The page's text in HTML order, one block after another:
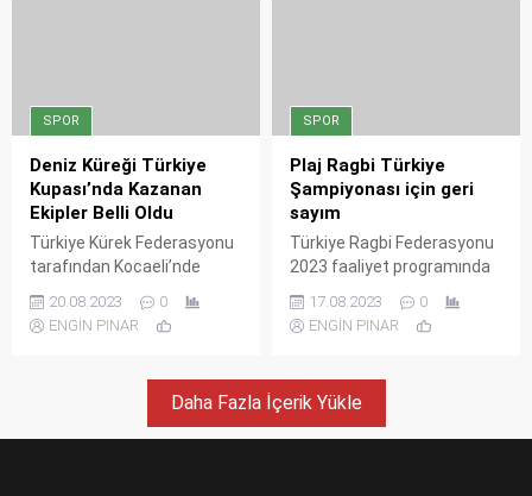
SPOR
Deniz Küreği Türkiye
Kupası’nda Kazanan
Ekipler Belli Oldu
Türkiye Kürek Federasyonu
tarafından Kocaeli’nde
düzenlenen Deniz Küreği
Türkiye Kupası yarışları
tamamlandı. Kıyasıya geçen
ekipler kupalarına ulaştı.
20.08.2023
0
ENGİN PINAR
SPOR
Plaj Ragbi Türkiye
Şampiyonası için geri
sayım
Türkiye Ragbi Federasyonu
2023 faaliyet programında
yer alan 5’li Ragbi Kadınlar
ve Erkekler Türkiye
Şampiyonası, Büyükşehir’in
17.08.2023
0
ENGİN PINAR
Daha Fazla İçerik Yükle